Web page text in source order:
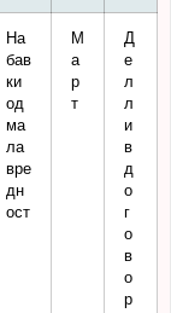
На
бав
ки
од
ма
ла
вре
дн
ост
М
а
р
т
Д
е
л
л
и
в
д
о
г
о
в
о
р